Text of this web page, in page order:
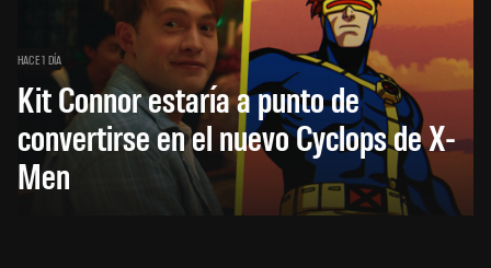
HACE 1 DÍA
Kit Connor estaría a punto de
convertirse en el nuevo Cyclops de X-
Men